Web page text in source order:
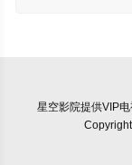
星空影院提供VIP